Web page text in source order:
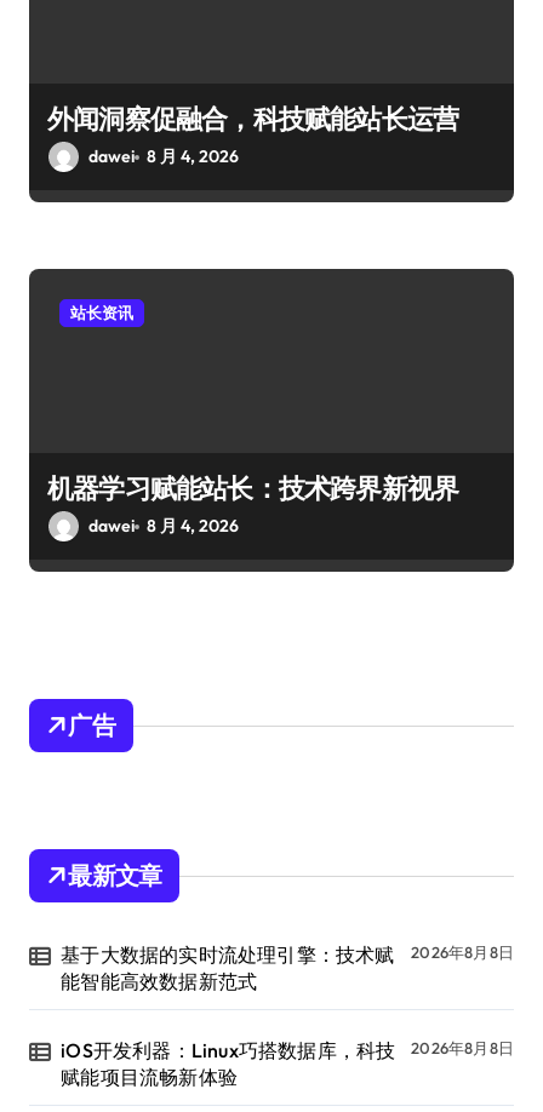
外闻洞察促融合，科技赋能站长运营
dawei 8 月 4, 2026
站长资讯
机器学习赋能站长：技术跨界新视界
dawei 8 月 4, 2026
广告
最新文章
基于大数据的实时流处理引擎：技术赋
能智能高效数据新范式
2026年8月8日
iOS开发利器：Linux巧搭数据库，科技
赋能项目流畅新体验
2026年8月8日